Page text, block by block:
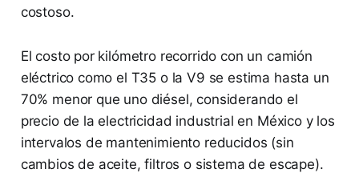
costoso.
El costo por kilómetro recorrido con un camión
eléctrico como el T35 o la V9 se estima hasta un
70% menor que uno diésel, considerando el
precio de la electricidad industrial en México y los
intervalos de mantenimiento reducidos (sin
cambios de aceite, filtros o sistema de escape).